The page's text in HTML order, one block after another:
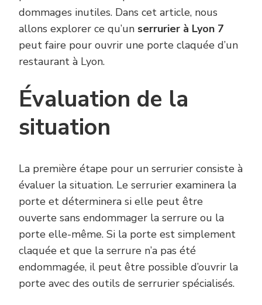
dommages inutiles. Dans cet article, nous
allons explorer ce qu’un serrurier à Lyon 7
peut faire pour ouvrir une porte claquée d’un
restaurant à Lyon.
Évaluation de la
situation
La première étape pour un serrurier consiste à
évaluer la situation. Le serrurier examinera la
porte et déterminera si elle peut être
ouverte sans endommager la serrure ou la
porte elle-même. Si la porte est simplement
claquée et que la serrure n’a pas été
endommagée, il peut être possible d’ouvrir la
porte avec des outils de serrurier spécialisés.